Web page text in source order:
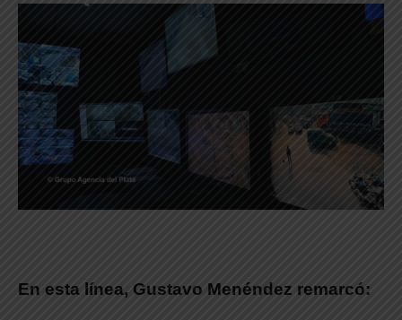
En esta línea, Gustavo Menéndez remarcó: